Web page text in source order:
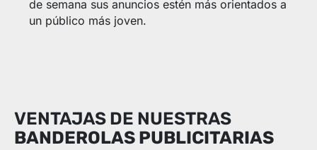
de semana sus anuncios estén más orientados a
un público más joven.
VENTAJAS DE NUESTRAS
BANDEROLAS PUBLICITARIAS